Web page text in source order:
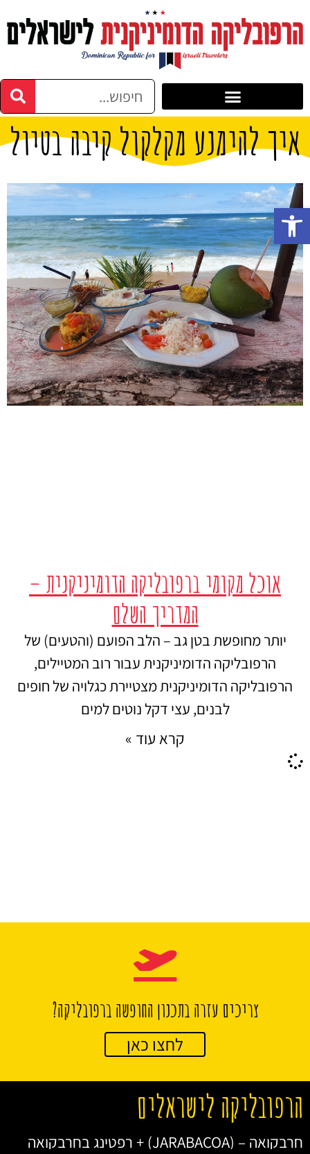
איך להימנע מקלקול קיבה בטיול
אוכל מקומי ברפובליקה הדומיניקנית –
המדריך השלם
יותר מחופשת בטן גב – הלב הפועם (והטעים) של
הרפובליקה הדומיניקנית עבור רוב המטיילים,
הרפובליקה הדומיניקנית מצטיירת כגלויה של חופים
לבנים, עצי דקל נוטים למים
קרא עוד »
צריכים עזרה בתכנון החופשה ברפובליקה?
לחצו כאן
הרפובליקה לישראלים
חרבקואה – (JARABACOA) + רפטינג בחרבקואה
פתח סרגל נגישות